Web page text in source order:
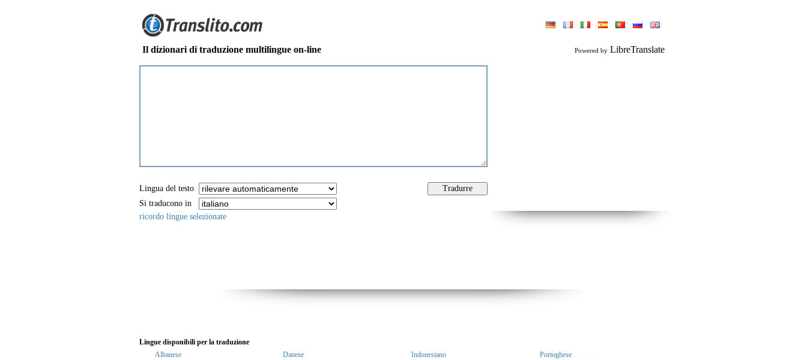
Il dizionari di traduzione multilingue on-line Powered by LibreTranslate
Lingua del testo
Si traducono in
ricordo lingue selezionate
Lingue disponibili per la traduzione
Albanese
Danese Indonesiano
Portoghese